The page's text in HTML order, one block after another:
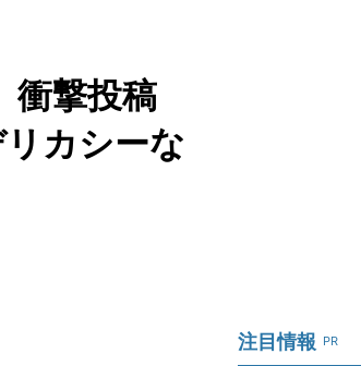
衝撃投稿
カシーな
注目情報 PR